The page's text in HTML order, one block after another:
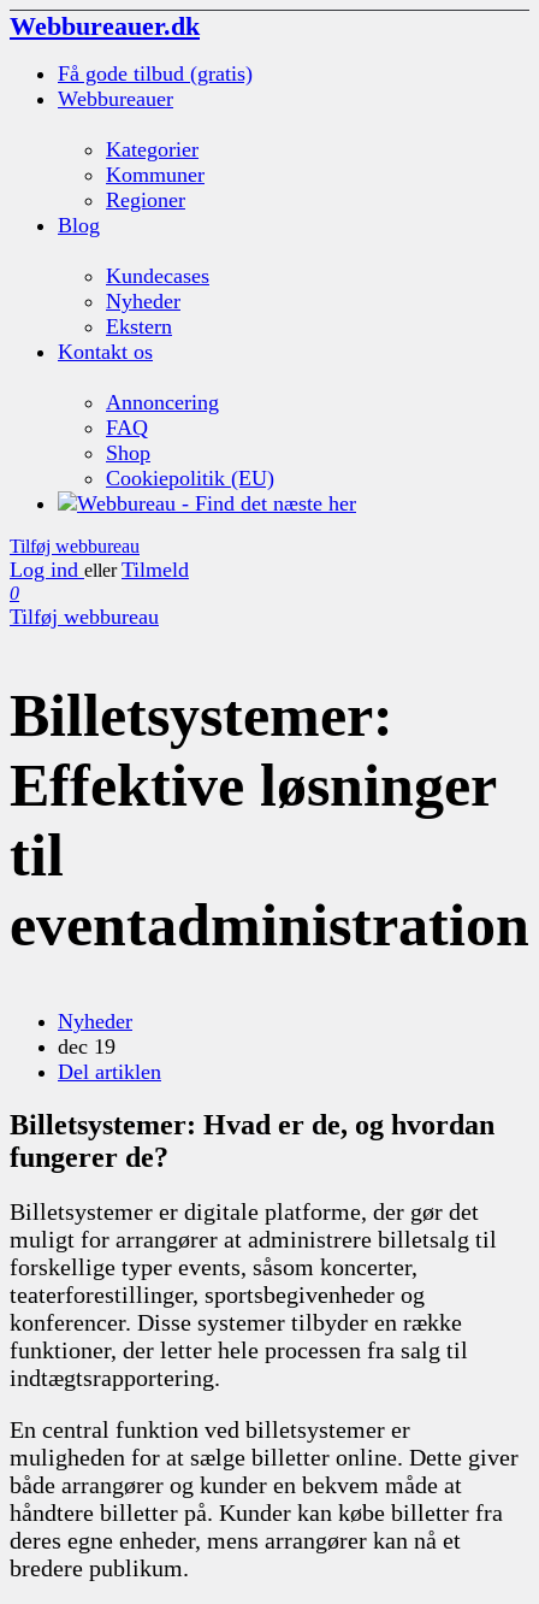
Webbureauer.dk
Få gode tilbud (gratis)
Webbureauer
Kategorier
Kommuner
Regioner
Blog
Kundecases
Nyheder
Ekstern
Kontakt os
Annoncering
FAQ
Shop
Cookiepolitik (EU)
Tilføj webbureau
Log ind eller Tilmeld
0
Tilføj webbureau
Billetsystemer:
Effektive løsninger
til
eventadministration
Nyheder
dec 19
Del artiklen
Billetsystemer: Hvad er de, og hvordan
fungerer de?
Billetsystemer er digitale platforme, der gør det
muligt for arrangører at administrere billetsalg til
forskellige typer events, såsom koncerter,
teaterforestillinger, sportsbegivenheder og
konferencer. Disse systemer tilbyder en række
funktioner, der letter hele processen fra salg til
indtægtsrapportering.
En central funktion ved billetsystemer er
muligheden for at sælge billetter online. Dette giver
både arrangører og kunder en bekvem måde at
håndtere billetter på. Kunder kan købe billetter fra
deres egne enheder, mens arrangører kan nå et
bredere publikum.